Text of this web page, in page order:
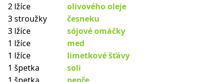
2 lžíce
olivového oleje
3 stroužky
česneku
3 lžíce
sójové omáčky
1 lžíce
med
1 lžíce
limetkové šťávy
1 špetka
soli